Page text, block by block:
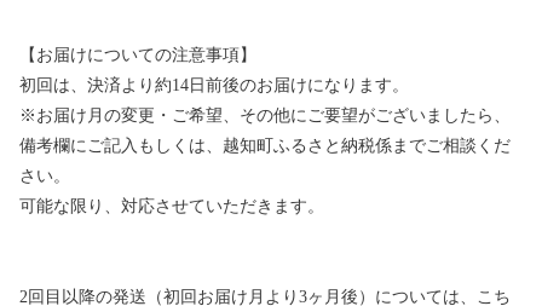
【お届けについての注意事項】
初回は、決済より約14日前後のお届けになります。
※お届け月の変更・ご希望、その他にご要望がございましたら、
備考欄にご記入もしくは、越知町ふるさと納税係までご相談くだ
さい。
可能な限り、対応させていただきます。
2回目以降の発送（初回お届け月より3ヶ月後）については、こち